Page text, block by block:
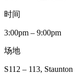
时间
3:00pm – 9:00pm
场地
S112 – 113, Staunton